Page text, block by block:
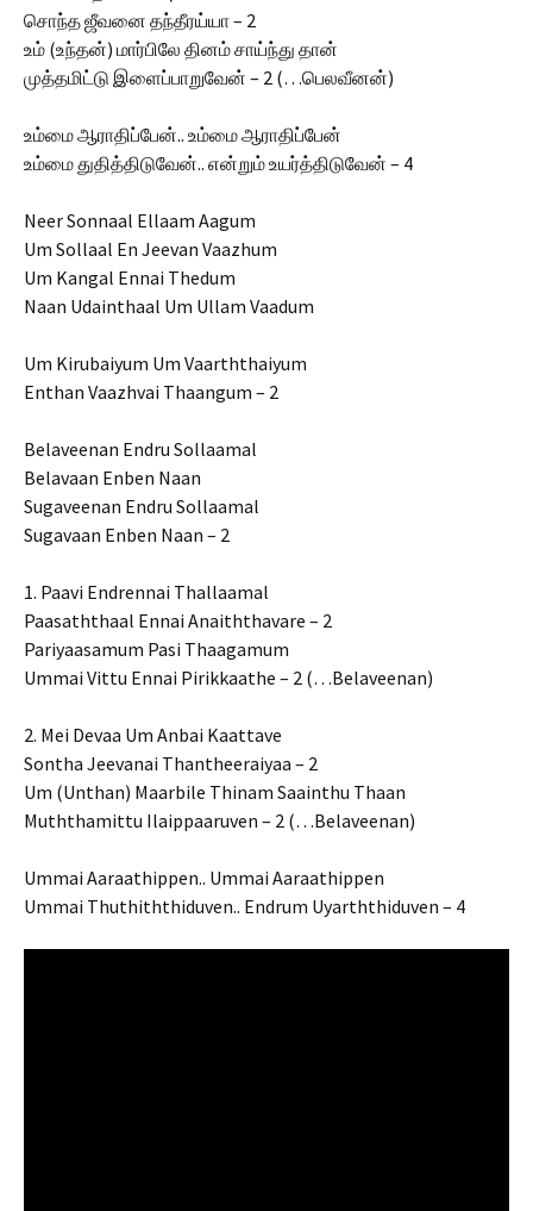
சொந்த ஜீவனை தந்தீரய்யா – 2
உம் (உந்தன்) மார்பிலே தினம் சாய்ந்து தான்
முத்தமிட்டு இளைப்பாறுவேன் – 2 (…பெலவீனன்)
உம்மை ஆராதிப்பேன்.. உம்மை ஆராதிப்பேன்
உம்மை துதித்திடுவேன்.. என்றும் உயர்த்திடுவேன் – 4
Neer Sonnaal Ellaam Aagum
Um Sollaal En Jeevan Vaazhum
Um Kangal Ennai Thedum
Naan Udainthaal Um Ullam Vaadum
Um Kirubaiyum Um Vaarththaiyum
Enthan Vaazhvai Thaangum – 2
Belaveenan Endru Sollaamal
Belavaan Enben Naan
Sugaveenan Endru Sollaamal
Sugavaan Enben Naan – 2
1. Paavi Endrennai Thallaamal
Paasaththaal Ennai Anaiththavare – 2
Pariyaasamum Pasi Thaagamum
Ummai Vittu Ennai Pirikkaathe – 2 (…Belaveenan)
2. Mei Devaa Um Anbai Kaattave
Sontha Jeevanai Thantheeraiyaa – 2
Um (Unthan) Maarbile Thinam Saainthu Thaan
Muththamittu Ilaippaaruven – 2 (…Belaveenan)
Ummai Aaraathippen.. Ummai Aaraathippen
Ummai Thuthiththiduven.. Endrum Uyarththiduven – 4